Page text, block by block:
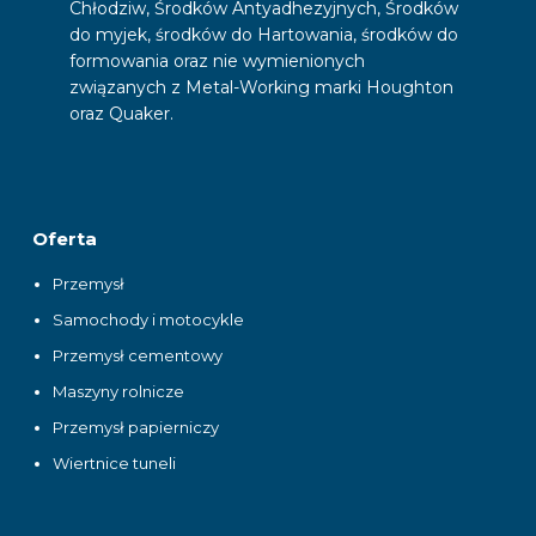
Chłodziw, Środków Antyadhezyjnych, Środków
do myjek, środków do Hartowania, środków do
formowania oraz nie wymienionych
związanych z Metal-Working marki Houghton
oraz Quaker.
Oferta
Przemysł
Samochody i motocykle
Przemysł cementowy
Maszyny rolnicze
Przemysł papierniczy
Wiertnice tuneli